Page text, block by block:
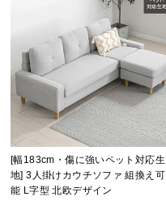
業
報
[幅183cm・傷に強いペット対応生
地] 3人掛けカウチソファ 組換え可
能 L字型 北欧デザイン